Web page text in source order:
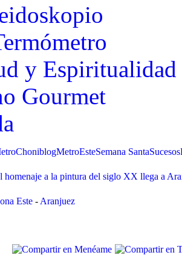
y Espiritualidad
Gourmet
ChoniblogMetroEsteSemana SantaSucesos
homenaje a la pintura del siglo XX llega a
Este - Aranjuez